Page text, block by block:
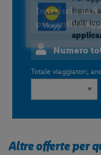
Inserisci i dati
preventivo
Numero
Totale viaggiatori,
Altre offerte per